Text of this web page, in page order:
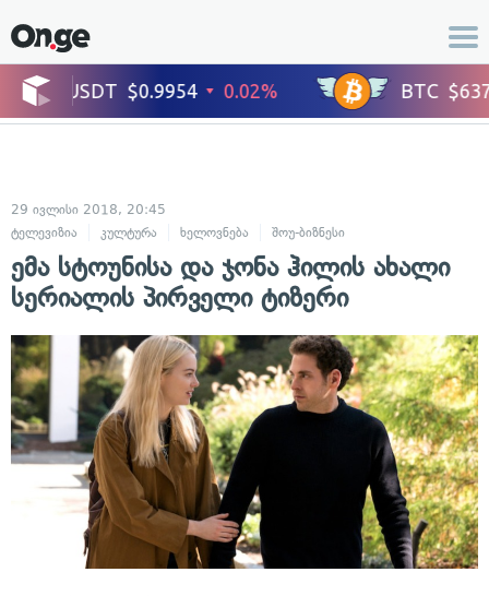
29 ივლისი 2018, 20:45
ტელევიზია
კულტურა ხელოვნება შოუ-ბიზნესი
ემა სტოუნისა და ჯონა ჰილის ახალი
სერიალის პირველი ტიზერი